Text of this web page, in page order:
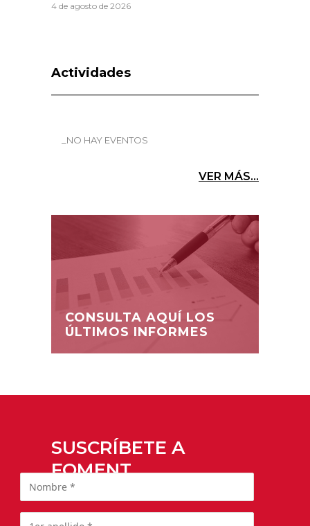
4 de agosto de 2026
Actividades
_NO HAY EVENTOS
VER MÁS...
CONSULTA AQUÍ LOS
ÚLTIMOS INFORMES
SUSCRÍBETE A
FOMENT